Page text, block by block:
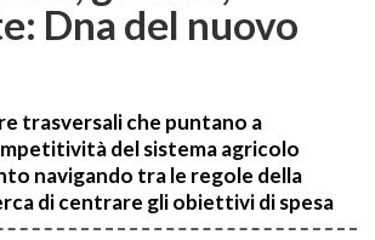
Dna del nuovo
trasversali che puntano a
del sistema agricolo
navigando tra le regole della
di centrare gli obiettivi di spesa